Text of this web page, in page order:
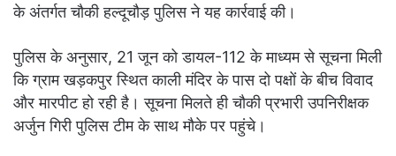
के अंतर्गत चौकी हल्दूचौड़ पुलिस ने यह कार्रवाई की।
पुलिस के अनुसार, 21 जून को डायल-112 के माध्यम से सूचना मिली
कि ग्राम खड़कपुर स्थित काली मंदिर के पास दो पक्षों के बीच विवाद
और मारपीट हो रही है। सूचना मिलते ही चौकी प्रभारी उपनिरीक्षक
अर्जुन गिरी पुलिस टीम के साथ मौके पर पहुंचे।